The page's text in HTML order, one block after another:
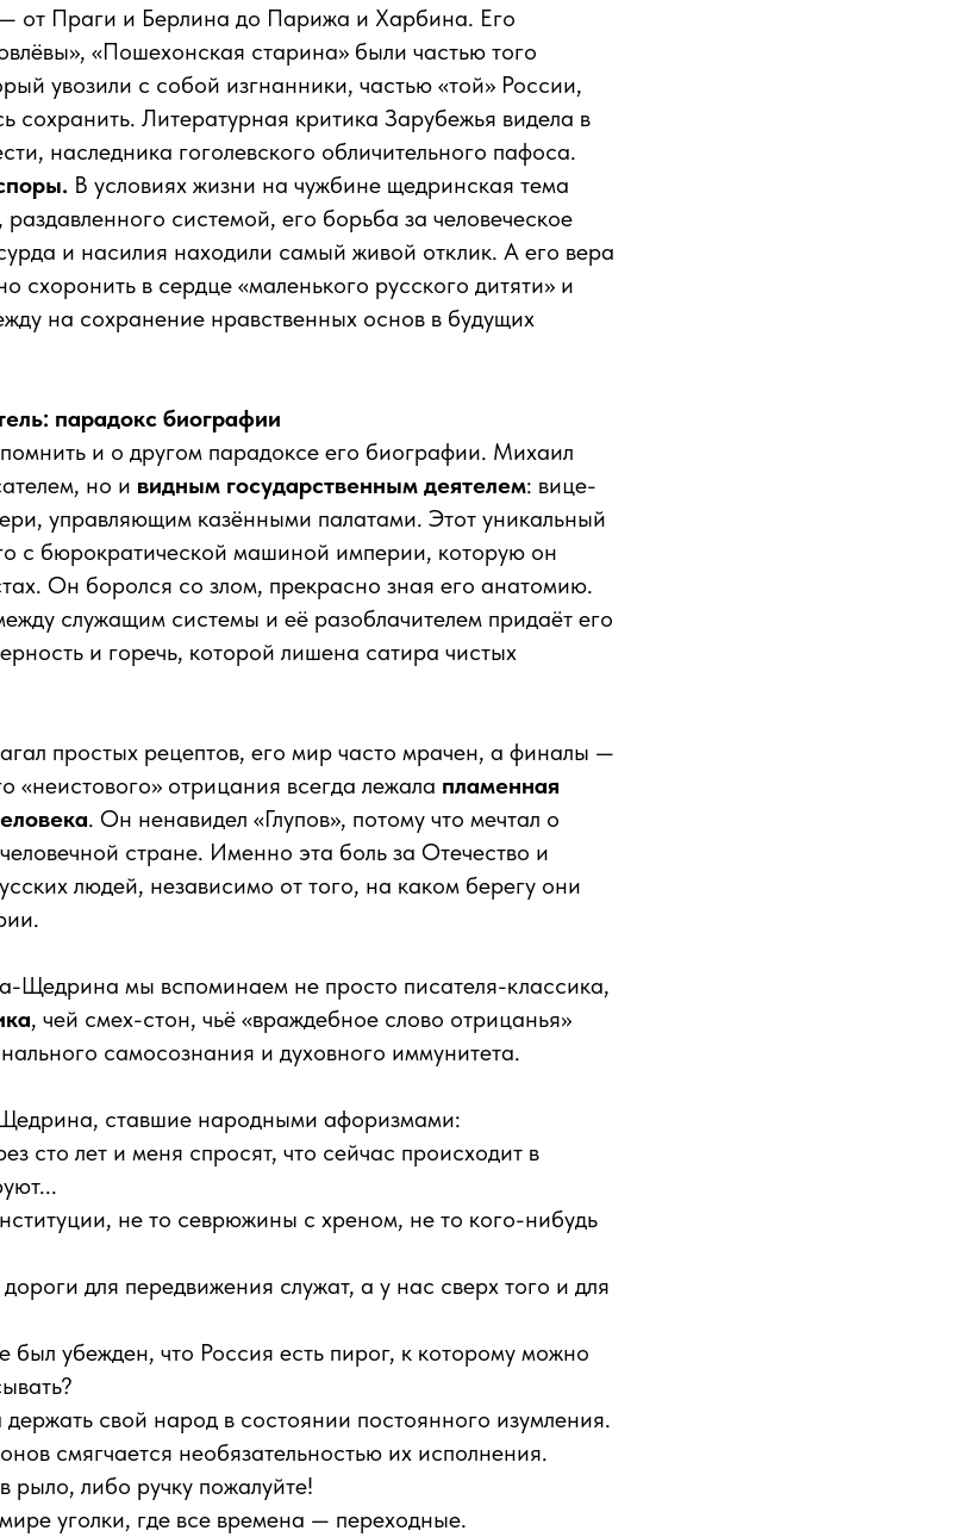
от Праги и Берлина до Парижа и Харбина. Его
«Пошехонская старина» были частью того
увозили с собой изгнанники, частью «той» России,
сохранить. Литературная критика Зарубежья видела в
наследника гоголевского обличительного пафоса.
В условиях жизни на чужбине щедринская тема
раздавленного системой, его борьба за человеческое
и насилия находили самый живой отклик. А его вера
схоронить в сердце «маленького русского дитяти» и
на сохранение нравственных основ в будущих
парадокс биографии
и о другом парадоксе его биографии. Михаил
но и видным государственным деятелем: вице-
управляющим казёнными палатами. Этот уникальный
с бюрократической машиной империи, которую он
Он боролся со злом, прекрасно зная его анатомию.
служащим системы и её разоблачителем придаёт его
и горечь, которой лишена сатира чистых
простых рецептов, его мир часто мрачен, а финалы —
«неистового» отрицания всегда лежала пламенная
. Он ненавидел «Глупов», потому что мечтал о
стране. Именно эта боль за Отечество и
людей, независимо от того, на каком берегу они
Щедрина мы вспоминаем не просто писателя-классика,
, чей смех-стон, чьё «враждебное слово отрицанья»
самосознания и духовного иммунитета.
ставшие народными афоризмами:
сто лет и меня спросят, что сейчас происходит в
не то севрюжины с хреном, не то кого-нибудь
для передвижения служат, а у нас сверх того и для
был убежден, что Россия есть пирог, к которому можно
свой народ в состоянии постоянного изумления.
смягчается необязательностью их исполнения.
либо ручку пожалуйте!
уголки, где все времена — переходные.